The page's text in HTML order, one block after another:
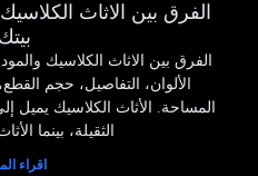
الفرق بين الاثاث
الفرق بين الاثاث الكلاسيك
الألوان، التفاصيل، حجم
المساحة. الأثاث الكلاسيك يميل
الثقيلة، بينما
اقراء